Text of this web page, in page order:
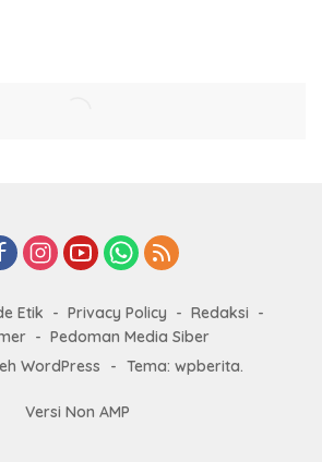
Etik Privacy Policy
Redaksi
Pedoman Media Siber
WordPress
- Tema: wpberita.
Versi Non AMP